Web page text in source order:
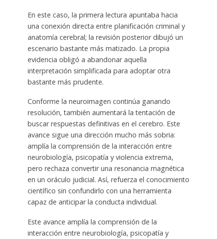
En este caso, la primera lectura apuntaba hacia
una conexión directa entre planificación criminal y
anatomía cerebral; la revisión posterior dibujó un
escenario bastante más matizado. La propia
evidencia obligó a abandonar aquella
interpretación simplificada para adoptar otra
bastante más prudente.
Conforme la neuroimagen continúa ganando
resolución, también aumentará la tentación de
buscar respuestas definitivas en el cerebro. Este
avance sigue una dirección mucho más sobria:
amplía la comprensión de la interacción entre
neurobiología, psicopatía y violencia extrema,
pero rechaza convertir una resonancia magnética
en un oráculo judicial. Así, refuerza el conocimiento
científico sin confundirlo con una herramienta
capaz de anticipar la conducta individual.
Este avance amplía la comprensión de la
interacción entre neurobiología, psicopatía y